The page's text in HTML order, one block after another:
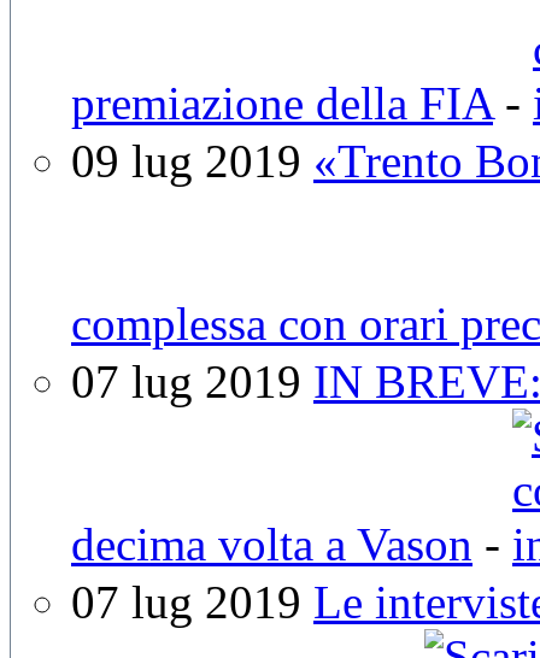
premiazione della FIA-
09 lug 2019 «Trento
complessa con orari
07 lug 2019 IN
decima volta a Vason -
07 lug 2019 Le